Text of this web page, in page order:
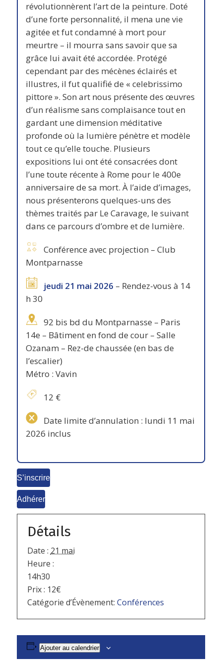
révolutionnèrent l’art de la peinture. Doté
d’une forte personnalité, il mena une vie
agitée et fut condamné à mort pour
meurtre – il mourra sans savoir que sa
grâce lui avait été accordée. Protégé
cependant par des mécènes éclairés et
illustres, il fut qualifié de « celebrissimo
pittore ». Son art nous présente des œuvres
d’un réalisme sans complaisance tout en
gardant une dimension méditative
profonde où la lumière pénètre et modèle
tout ce qu’elle touche. Plusieurs
expositions lui ont été consacrées dont
l’une toute récente à Rome pour le 400e
anniversaire de sa mort. À l’aide d’images,
nous présenterons quelques-uns des
thèmes traités par Le Caravage, le suivant
dans ce parcours d’ombre et de lumière.
Conférence avec projection – Club
Montparnasse
jeudi 21 mai 2026 – Rendez-vous à 14
h 30
92 bis bd du Montparnasse – Paris
14e – Bâtiment en fond de cour – Salle
Ozanam – Rez-de chaussée (en bas de
l’escalier)
Métro : Vavin
12 €
Date limite d’annulation : lundi 11 mai
2026 inclus
S’inscrire
Adhérer
Détails
Date : 21 mai
Heure :
14h30
Prix : 12€
Catégorie d’Évènement: Conférences
Ajouter au calendrier